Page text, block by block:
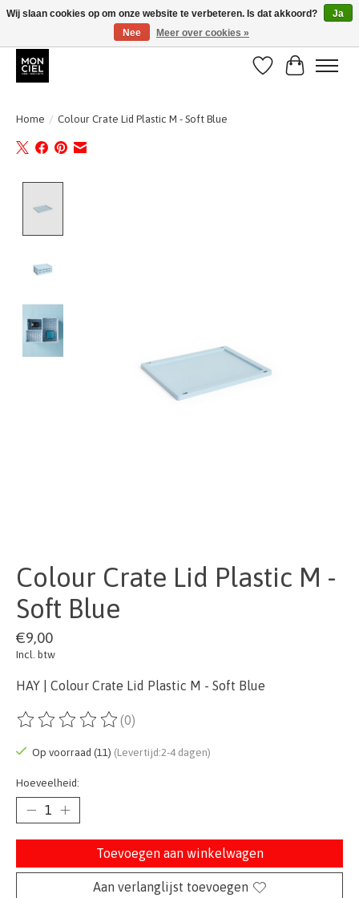
BE + NL : GRATIS VERZENDING van 31/07 t;e.m. 17/8
Verlanglijst
Home / Colour Crate Lid Plastic M - Soft Blue
Colour Crate Lid Plastic M -
Soft Blue
€9,00
Incl. btw
HAY | Colour Crate Lid Plastic M - Soft Blue
De beoordeling van dit product is
(0)
Op voorraad (11) (Levertijd:2-4 dagen)
Hoeveelheid:
Toevoegen aan winkelwagen
Aan verlanglijst toevoegen
Wij slaan cookies op om onze website te verbeteren. Is dat akkoord?
Ja
Nee
Meer over cookies »